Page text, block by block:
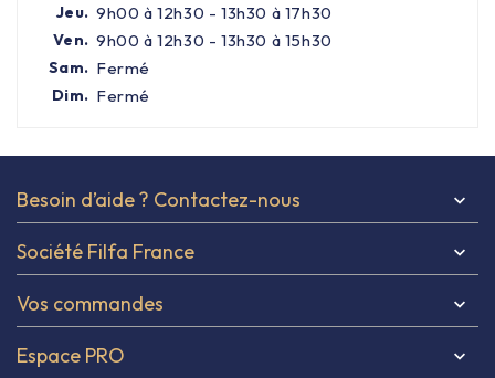
Les nouveaux produits
Jeu. 9h00 à 12h30 - 13h30 à 17h30
Ven. 9h00 à 12h30 - 13h30 à 15h30
Sam. Fermé
Dim. Fermé
Besoin d’aide ? Contactez-nous 
Société Filfa France 
Vos commandes 
Espace PRO 